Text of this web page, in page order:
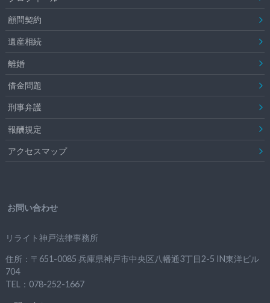
顧問契約
遺産相続
離婚
借金問題
刑事弁護
報酬規定
アクセスマップ
お問い合わせ
リライト神戸法律事務所
住所：〒651-0085 兵庫県神戸市中央区八幡通3丁目2-5 IN東洋ビル
704
TEL：078-252-1667